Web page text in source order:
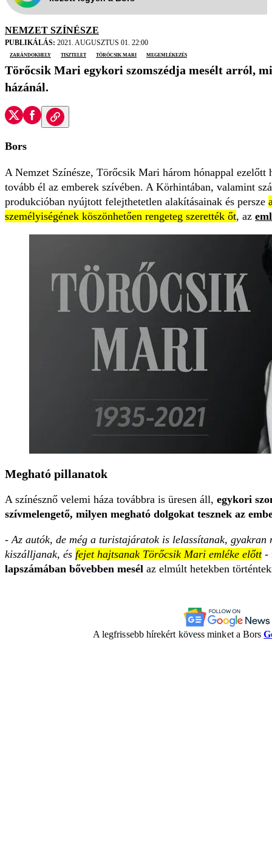
NEMZET SZÍNÉSZE
PUBLIKÁLÁS: 2021. AUGUSZTUS 01. 22:00
zarándokhely
tisztelet Törőcsik Mari megemlékezés
Törőcsik Mari egykori szomszédja mesélt arról,
házánál.
Bors
A Nemzet Színésze, Törőcsik Mari három hónappal ezelőtt
tovább él az emberek szívében. A Körhintában, valamint
produkcióban nyújtott felejthetetlen alakításainak és persze
személyiségének köszönhetően rengeteg szerették őt, az
Megható pillanatok
A színésznő velemi háza továbbra is üresen áll, egykori
szívmelengető, milyen megható dolgokat tesznek az
- Az autók, de még a turistajáratok is lelassítanak, gyakran
kiszálljanak, és fejet hajtsanak Törőcsik Mari emléke előtt-
lapszámában bővebben mesél az elmúlt hetekben
A legfrissebb hírekért kövess minket a Bors